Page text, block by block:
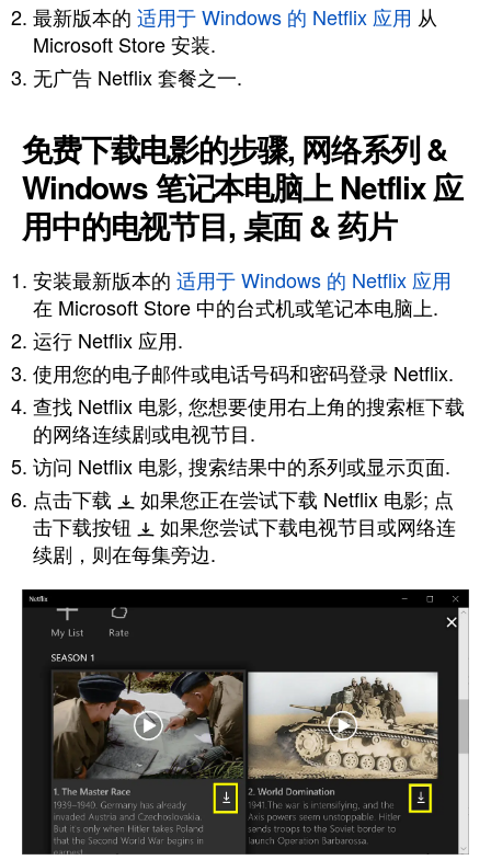
最新版本的 适用于 Windows 的 Netflix 应用 从
Microsoft Store 安装.
无广告 Netflix 套餐之一.
免费下载电影的步骤, 网络系列 &
Windows 笔记本电脑上 Netflix 应
用中的电视节目, 桌面 & 药片
安装最新版本的 适用于 Windows 的 Netflix 应用
在 Microsoft Store 中的台式机或笔记本电脑上.
运行 Netflix 应用.
使用您的电子邮件或电话号码和密码登录 Netflix.
查找 Netflix 电影, 您想要使用右上角的搜索框下载
的网络连续剧或电视节目.
访问 Netflix 电影, 搜索结果中的系列或显示页面.
点击下载
如果您正在尝试下载 Netflix 电影; 点
击下载按钮
如果您尝试下载电视节目或网络连
续剧，则在每集旁边.